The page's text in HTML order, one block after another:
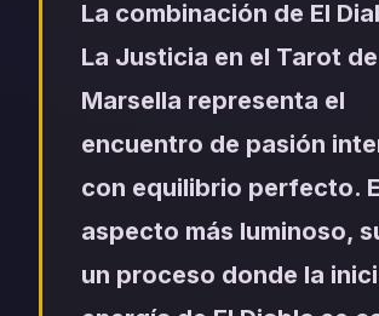
La combinación de El
La Justicia en el Tarot de
Marsella representa el
encuentro de pasión
con equilibrio perfecto.
aspecto más luminoso,
un proceso donde la